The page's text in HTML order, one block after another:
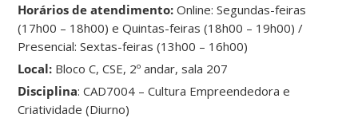
Horários de atendimento: Online: Segundas-feiras
(17h00 – 18h00) e Quintas-feiras (18h00 – 19h00) /
Presencial: Sextas-feiras (13h00 – 16h00)
Local: Bloco C, CSE, 2º andar, sala 207
Disciplina: CAD7004 – Cultura Empreendedora e
Criatividade (Diurno)